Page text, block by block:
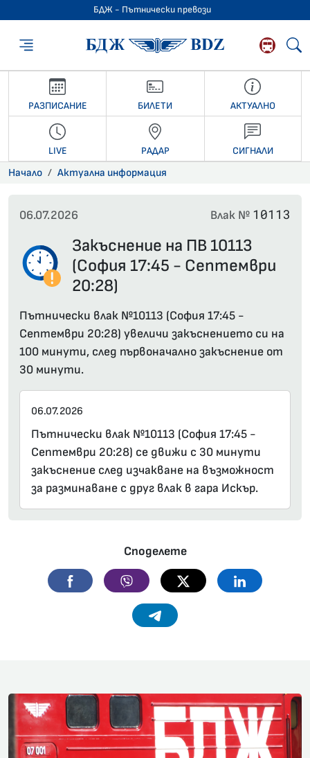
БДЖ - Пътнически превози
БДЖ -
РАЗПИСАНИЕ БИЛЕТИ АКТУАЛНО
LIVE РАДАР СИГНАЛИ
Начало Актуална информация
06.07.2026 Влак № 10113
Закъснение на ПВ 10113
(София 17:45 - Септември
20:28)
Пътнически влак №10113 (София 17:45 -
Септември 20:28) увеличи закъснението си на
100 минути, след първоначално закъснение от
30 минути.
06.07.2026
Пътнически влак №10113 (София 17:45 -
Септември 20:28) се движи с 30 минути
закъснение след изчакване на възможност
за разминаване с друг влак в гара Искър.
Споделете
Facebook Viber Twitter Linkedin
Telegram